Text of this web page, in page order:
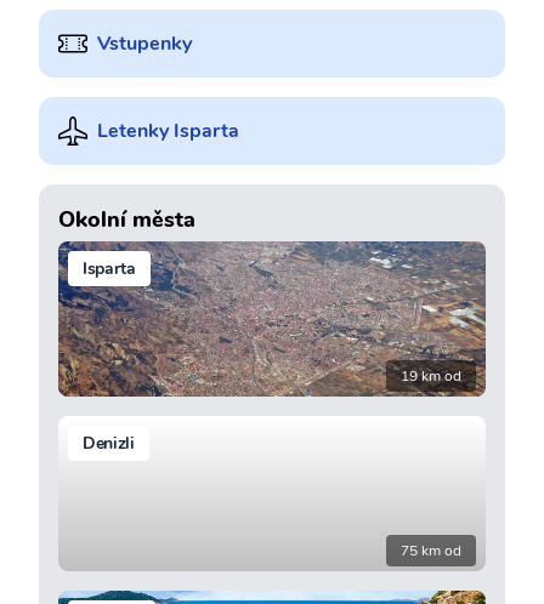
Vstupenky
Letenky Isparta
Okolní města
Isparta
19 km od
Denizli
75 km od